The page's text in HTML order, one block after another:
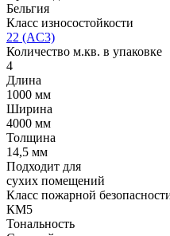
Бельгия
Класс износостойкости
22 (AC3)
Количество м.кв. в упаковке
4
Длина
1000 мм
Ширина
4000 мм
Толщина
14,5 мм
Подходит для
cухих помещений
Класс пожарной
КМ5
Тональность